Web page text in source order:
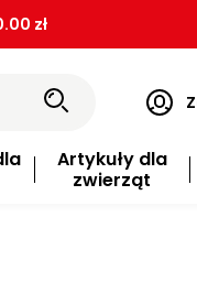
zł
Artykuły dla
zwierząt